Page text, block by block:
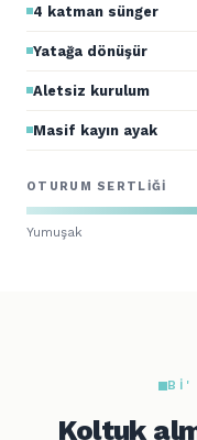
4 katman sünger
Yatağa dönüşür
Aletsiz kurulum
Masif kayın ayak
OTURUM SERTLIĞI
Yumuşak
BI'
Koltuk